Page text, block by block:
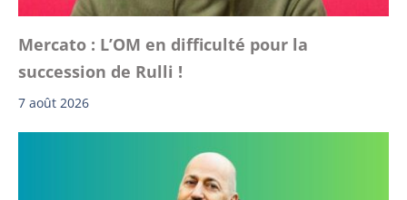
Mercato : L’OM en difficulté pour la
succession de Rulli !
7 août 2026